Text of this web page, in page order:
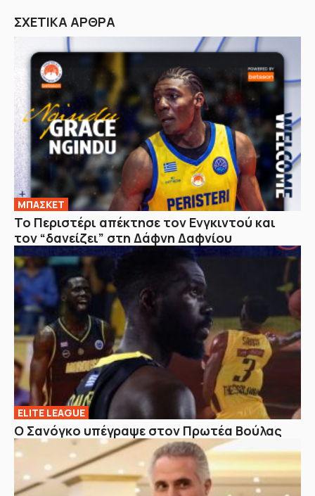
ΣΧΕΤΙΚΑ ΑΡΘΡΑ
ΜΠΑΣΚΕΤ
Το Περιστέρι απέκτησε τον Ενγκιντού και
τον “δανείζει” στη Δάφνη Δαφνίου
ELITE LEAGUE
Ο Σανόγκο υπέγραψε στον Πρωτέα Βούλας